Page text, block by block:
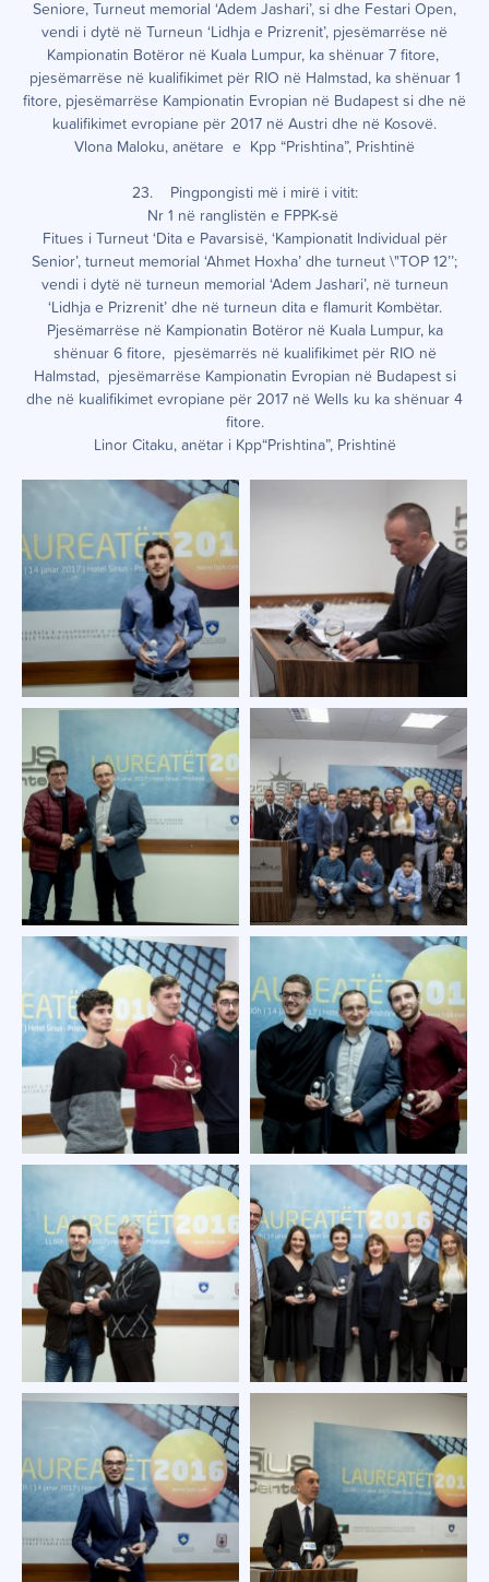
Seniore, Turneut memorial ‘Adem Jashari’, si dhe Festari Open,
vendi i dytë në Turneun ‘Lidhja e Prizrenit’, pjesëmarrëse në
Kampionatin Botëror në Kuala Lumpur, ka shënuar 7 fitore,
pjesëmarrëse në kualifikimet për RIO në Halmstad, ka shënuar 1
fitore, pjesëmarrëse Kampionatin Evropian në Budapest si dhe në
kualifikimet evropiane për 2017 në Austri dhe në Kosovë.
Vlona Maloku, anëtare e Kpp “Prishtina”, Prishtinë
23. Pingpongisti më i mirë i vitit:
Nr 1 në ranglistën e FPPK-së
Fitues i Turneut ‘Dita e Pavarsisë, ‘Kampionatit Individual për
Senior’, turneut memorial ‘Ahmet Hoxha’ dhe turneut \"TOP 12’’;
vendi i dytë në turneun memorial ‘Adem Jashari’, në turneun
‘Lidhja e Prizrenit’ dhe në turneun dita e flamurit Kombëtar.
Pjesëmarrëse në Kampionatin Botëror në Kuala Lumpur, ka
shënuar 6 fitore, pjesëmarrës në kualifikimet për RIO në
Halmstad, pjesëmarrëse Kampionatin Evropian në Budapest si
dhe në kualifikimet evropiane për 2017 në Wells ku ka shënuar 4
fitore.
Linor Citaku, anëtar i Kpp“Prishtina”, Prishtinë